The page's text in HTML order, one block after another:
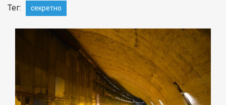
Тег: секретно